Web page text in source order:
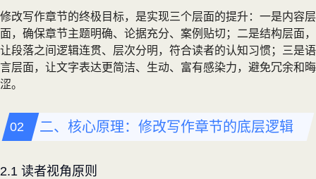
修改写作章节的终极目标，是实现三个层面的提升：一是内容层
面，确保章节主题明确、论据充分、案例贴切；二是结构层面，
让段落之间逻辑连贯、层次分明，符合读者的认知习惯；三是语
言层面，让文字表达更简洁、生动、富有感染力，避免冗余和晦
涩。
二、核心原理：修改写作章节的底层逻辑
2.1 读者视角原则